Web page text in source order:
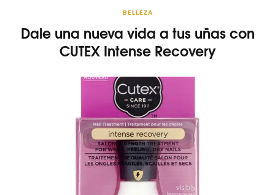
BELLEZA
Dale una nueva vida a tus uñas con
CUTEX Intense Recovery